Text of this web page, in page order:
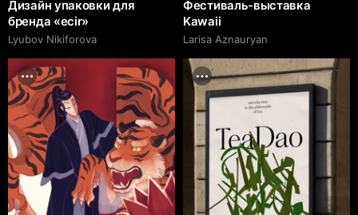
Дизайн упаковки для
бренда «ecir»
Lyubov Nikiforova
Фестиваль-выставка
Kawaii
Larisa Aznauryan